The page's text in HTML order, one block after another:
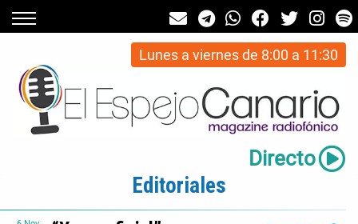
Lunes a viernes de 8:00 a 11:30
Directo
Editoriales